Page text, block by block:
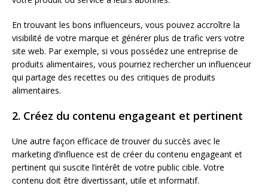
En trouvant les bons influenceurs, vous pouvez accroître la
visibilité de votre marque et générer plus de trafic vers votre
site web. Par exemple, si vous possédez une entreprise de
produits alimentaires, vous pourriez rechercher un influenceur
qui partage des recettes ou des critiques de produits
alimentaires.
2. Créez du contenu engageant et pertinent
Une autre façon efficace de trouver du succès avec le
marketing d’influence est de créer du contenu engageant et
pertinent qui suscite l’intérêt de votre public cible. Votre
contenu doit être divertissant, utile et informatif.